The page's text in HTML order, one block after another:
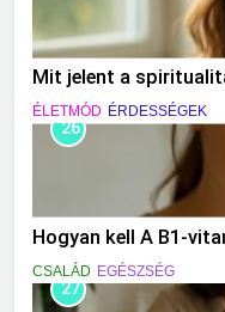
Mit jelent a
ÉLETMÓD ÉRDESSÉGEK
26
Hogyan kell A B1-
CSALÁD EGÉSZSÉG
27